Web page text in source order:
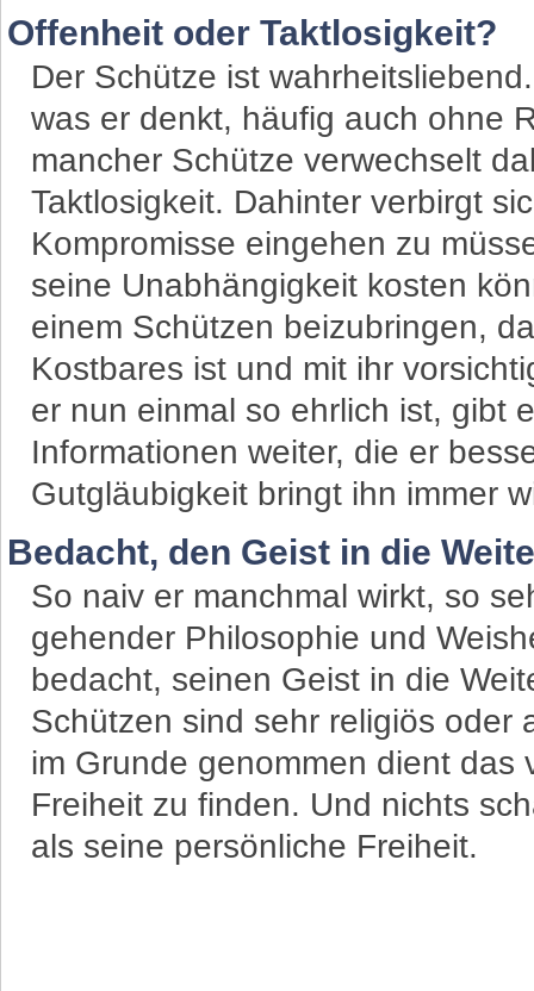
Offenheit oder Taktlosigkeit?
Der Schütze ist
was er denkt, häufig auch ohne
mancher Schütze verwechselt
Taktlosigkeit. Dahinter verbirgt
Kompromisse eingehen zu
seine Unabhängigkeit kosten
einem Schützen beizubringen,
Kostbares ist und mit ihr
er nun einmal so ehrlich ist, gibt
Informationen weiter, die er
Gutgläubigkeit bringt ihn immer
Bedacht, den Geist in die
So naiv er manchmal wirkt, so
gehender Philosophie und
bedacht, seinen Geist in die
Schützen sind sehr religiös oder
im Grunde genommen dient das
Freiheit zu finden. Und nichts
als seine persönliche Freiheit.